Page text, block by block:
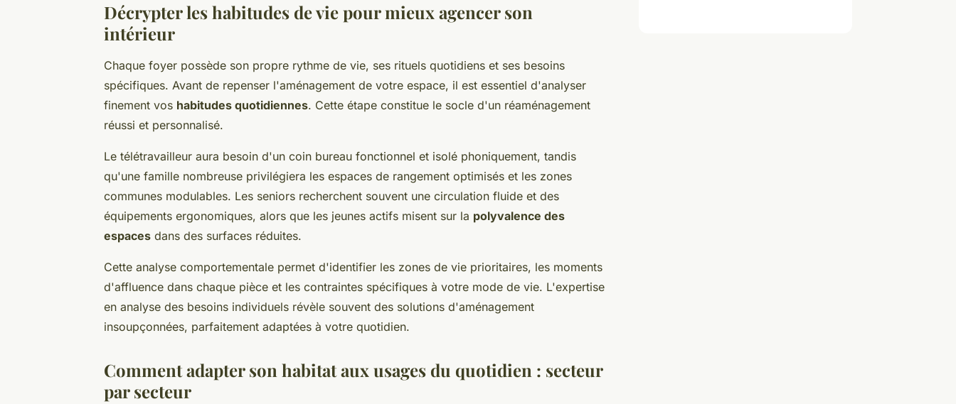
Décrypter les habitudes de vie pour mieux agencer son
intérieur
Chaque foyer possède son propre rythme de vie, ses rituels quotidiens et ses besoins
spécifiques. Avant de repenser l'aménagement de votre espace, il est essentiel d'analyser
finement vos habitudes quotidiennes. Cette étape constitue le socle d'un réaménagement
réussi et personnalisé.
Le télétravailleur aura besoin d'un coin bureau fonctionnel et isolé phoniquement, tandis
qu'une famille nombreuse privilégiera les espaces de rangement optimisés et les zones
communes modulables. Les seniors recherchent souvent une circulation fluide et des
équipements ergonomiques, alors que les jeunes actifs misent sur la polyvalence des
espaces dans des surfaces réduites.
Cette analyse comportementale permet d'identifier les zones de vie prioritaires, les moments
d'affluence dans chaque pièce et les contraintes spécifiques à votre mode de vie. L'expertise
en analyse des besoins individuels révèle souvent des solutions d'aménagement
insoupçonnées, parfaitement adaptées à votre quotidien.
Comment adapter son habitat aux usages du quotidien : secteur
par secteur